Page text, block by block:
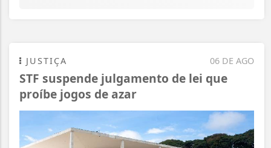
06 DE AGO
JUSTIÇA
STF suspende julgamento de lei que
proíbe jogos de azar